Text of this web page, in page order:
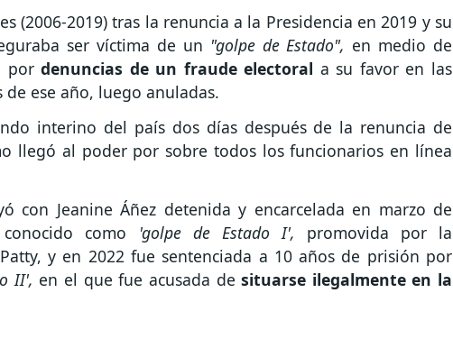
(2006-2019) tras la renuncia a la Presidencia en 2019 y su
ser víctima de un "golpe de Estado", en medio de
pordenuncias de un fraude electoral a su favor en las
ese año, luego anuladas.
interino del país dos días después de la renuncia de
llegó al poder por sobre todos los funcionarios en línea
con Jeanine Áñez detenida y encarcelada en marzo de
como
'golpe de Estado I', promovida por la
y en 2022 fue sentenciada a 10 años de prisión por
II', en el que fue acusada de situarse ilegalmente en la